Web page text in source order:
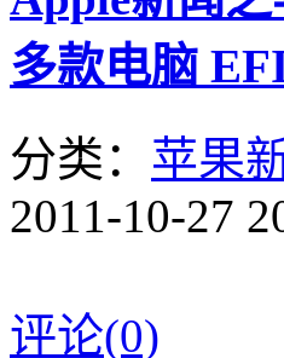
多款电脑
分类： 苹果
2011-10-27
评论(0)